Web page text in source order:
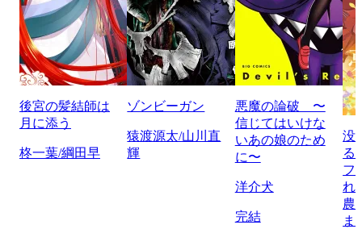
後宮の髪結師は
月に添う
柊一葉/綱田早
ゾンビーガン
猿渡源太/山川直
輝
悪魔の論破 〜
信じてはいけな
いあの娘のため
に〜
洋介犬
完結
没
る
フ
れ
農
ま